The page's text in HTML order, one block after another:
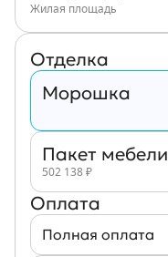
Жилая площадь
Отделка
Морошка
Пакет мебели
502 138 ₽
Оплата
Полная оплата